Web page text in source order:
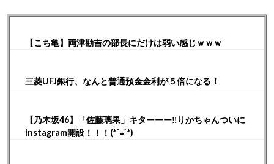
【こち亀】両津勘吉の部長にだけは弱い感じｗｗｗ
三菱UFJ銀行、なんと普通預金金利が５倍になる！
【乃木坂46】「佐藤璃果」キターーー‼︎りかちゃんついに
Instagram開設！！！(*´◒`*)